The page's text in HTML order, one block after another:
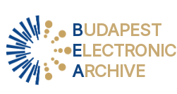
BUDAPEST
ELECTRONIC
ARCHIVE